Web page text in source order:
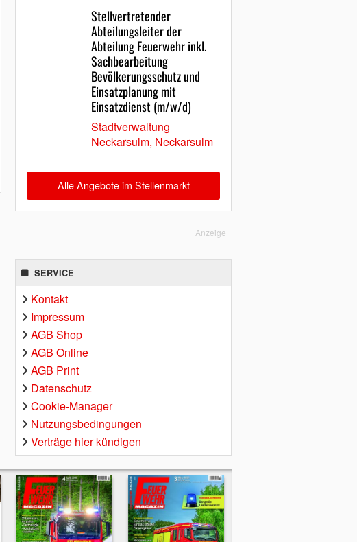
Stellvertretender
Abteilungsleiter der
Abteilung Feuerwehr inkl.
Sachbearbeitung
Bevölkerungsschutz und
Einsatzplanung mit
Einsatzdienst (m/w/d)
Stadtverwaltung
Neckarsulm, Neckarsulm
Alle Angebote im Stellenmarkt
Anzeige
SERVICE
Kontakt
Impressum
AGB Shop
AGB Online
AGB Print
Datenschutz
Cookie-Manager
Nutzungsbedingungen
Verträge hier kündigen